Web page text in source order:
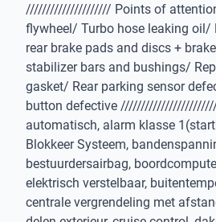
///////////////////// Points of
flywheel/ Turbo hose leaking oil/
rear brake pads and discs +
stabilizer bars and bushings/
gasket/ Rear parking sensor
button defective
automatisch, alarm klasse
Blokkeer Systeem,
bestuurdersairbag,
elektrisch verstelbaar,
centrale vergrendeling met